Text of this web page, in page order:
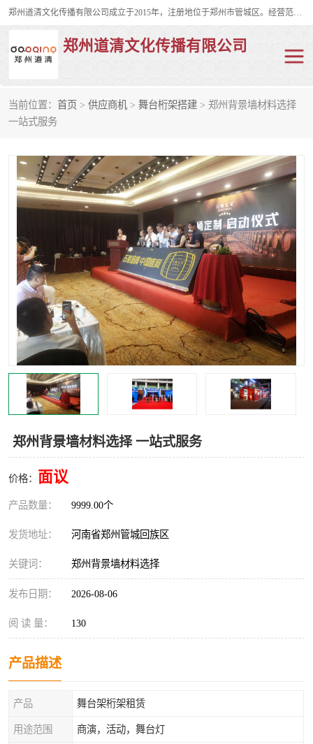
郑州道清文化传播有限公司成立于2015年，注册地位于郑州市管城区。经营范围包括会议及展览服务、庆典礼仪策划、企业形象策划、企业管理咨询、计算机图文设计、制作等。主要产品服务有：舞台桁架搭建，背景板搭建，灯光音响，雷亚舞台搭建、龙门架搭建、会议桌椅租赁、灯光音响租赁、空飘出租、气柱拱门租赁、喷绘写真制作、kt板制作。
郑州道清文化传播有限公司
当前位置： 首页 > 供应商机 > 舞台桁架搭建 > 郑州背景墙材料选择
一站式服务
郑州背景墙材料选择 一站式服务
价格： 面议
产品数量： 9999.00个
发货地址： 河南省郑州管城回族区
关键词： 郑州背景墙材料选择
发布日期： 2026-08-06
阅 读 量： 130
产品描述
产品 舞台架桁架租赁
用途范围 商演，活动，舞台灯
舞台桁架搭建
启动道具 礼仪庆典
活动策划 truss架出租
场地布置
背景板搭建 雷亚舞台搭建
龙门架搭建 会议桌椅租赁
灯光音响租赁 空飘出租
气柱拱门租赁 喷绘写真制作